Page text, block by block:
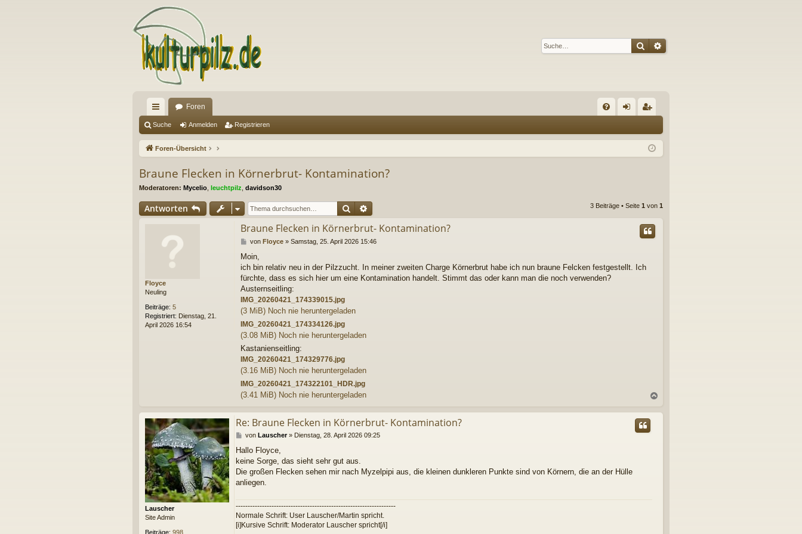
SucheErweiterte Suche
ch
ne
ug
Foren
Q m ist
Suche Anmelden Registrieren
Foren-Übersicht
Braune Flecken in Körnerbrut- Kontamination?
Moderatoren: Mycelio leuchtpilz davidson30
Antworten Suche 3 Beiträge • Seite 1 von 1
Floyce
Neuling
Beiträge: 5
Registriert: Dienstag, 21.
April 2026 16:54
Braune Flecken in Körnerbrut- Kontamination?
B
i
t
r
von Floyce» Samstag, 25. April 2026 15:46
Moin,
ich bin relativ neu in der Pilzzucht. In meiner zweiten Charge Körnerbrut habe ich nun braune Felcken festgestellt. Ich
fürchte, dass es sich hier um eine Kontamination handelt. Stimmt das oder kann man die noch verwenden?
Austernseitling:
IMG_20260421_174339015.jpg
(3 MiB) Noch nie heruntergeladen
IMG_20260421_174334126.jpg
(3.08 MiB) Noch nie heruntergeladen
Kastanienseitling:
IMG_20260421_174329776.jpg
(3.16 MiB) Noch nie heruntergeladen
IMG_20260421_174322101_HDR.jpg
(3.41 MiB) Noch nie heruntergeladen
c
Lauscher
Site Admin
Beiträge: 998
Re: Braune Flecken in Körnerbrut- Kontamination?
B
i
t
r
a
von Lauscher» Dienstag, 28. April 2026 09:25
Hallo Floyce,
keine Sorge, das sieht sehr gut aus.
Die großen Flecken sehen mir nach Myzelpipi aus, die kleinen dunkleren Punkte sind von Körnern, die an der Hülle
anliegen.
-------------------------------------------------------------------
Normale Schrift: User Lauscher/Martin spricht.
[i]Kursive Schrift: Moderator Lauscher spricht[/i]